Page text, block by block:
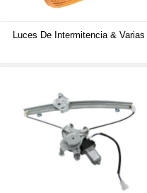
Luces De Intermitencia & Varias